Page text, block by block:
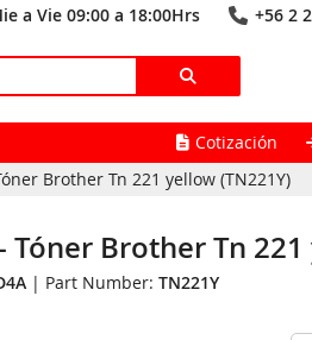
a Vie 09:00 a 18:00Hrs +56 2
Cotización
Brother Tn 221 yellow (TN221Y)
- Tóner Brother Tn
| Part Number:TN221Y